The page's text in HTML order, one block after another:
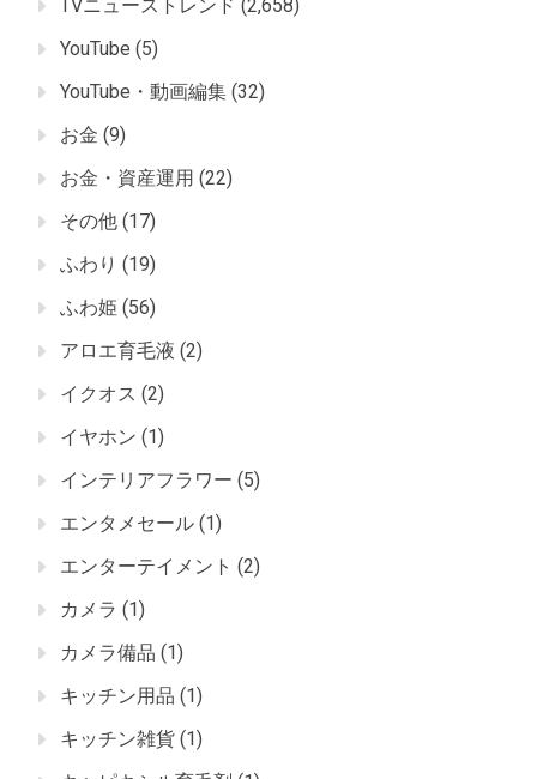
TVニューストレンド (2,658)
YouTube (5)
YouTube・動画編集 (32)
お金 (9)
お金・資産運用 (22)
その他 (17)
ふわり (19)
ふわ姫 (56)
アロエ育毛液 (2)
イクオス (2)
イヤホン (1)
インテリアフラワー (5)
エンタメセール (1)
エンターテイメント (2)
カメラ (1)
カメラ備品 (1)
キッチン用品 (1)
キッチン雑貨 (1)